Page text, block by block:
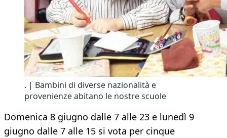
. | Bambini di diverse nazionalità e
provenienze abitano le nostre scuole
Domenica 8 giugno dalle 7 alle 23 e lunedì 9
giugno dalle 7 alle 15 si vota per cinque